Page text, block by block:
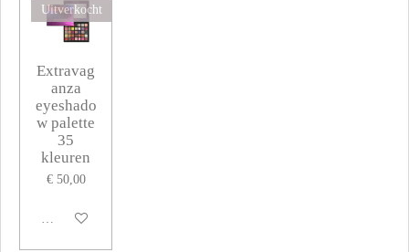
Uitverkocht
Extravag
anza
eyeshado
w palette
35
kleuren
€ 50,00
Houd mij op de hoogte